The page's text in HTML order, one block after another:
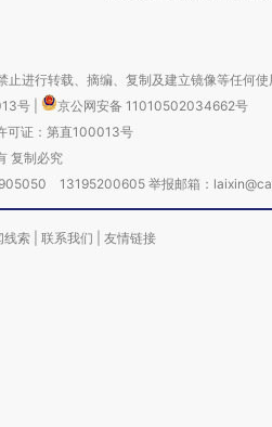
进行转载、摘编、复制及建立镜像等任何使
号
京公网安备 11010502034662号
可证：第直100013号
复制必究
13195200605 举报邮箱：
线索 联系我们 友情链接